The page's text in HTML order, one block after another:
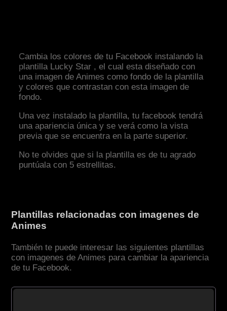
Cambia los colores de tu Facebook instalando la
plantilla Lucky Star , el cual esta diseñado con
una imagen de Animes como fondo de la plantilla
y colores que contrastan con esta imagen de
fondo.
Una vez instalado la plantilla, tu facebook tendrá
una apariencia única y se verá como la vista
previa que se encuentra en la parte superior.
No te olvides que si la plantilla es de tu agrado
puntúala con 5 estrellitas.
Plantillas relacionadas con imagenes de
Animes
También te puede interesar las siguientes plantillas
con imagenes de Animes para cambiar la apariencia
de tu Facebook.